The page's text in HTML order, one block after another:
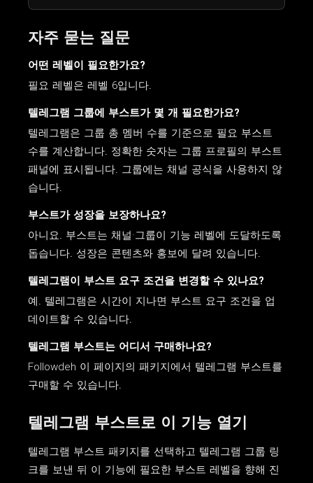
자주 묻는 질문
어떤 레벨이 필요한가요?
필요 레벨은 레벨 6입니다.
텔레그램 그룹에 부스트가 몇 개 필요한가요?
텔레그램은 그룹 총 멤버 수를 기준으로 필요 부스트
수를 계산합니다. 정확한 숫자는 그룹 프로필의 부스트
패널에 표시됩니다. 그룹에는 채널 공식을 사용하지 않
습니다.
부스트가 성장을 보장하나요?
아니요. 부스트는 채널·그룹이 기능 레벨에 도달하도록
돕습니다. 성장은 콘텐츠와 홍보에 달려 있습니다.
텔레그램이 부스트 요구 조건을 변경할 수 있나요?
예. 텔레그램은 시간이 지나면 부스트 요구 조건을 업
데이트할 수 있습니다.
텔레그램 부스트는 어디서 구매하나요?
Followdeh 이 페이지의 패키지에서 텔레그램 부스트를
구매할 수 있습니다.
텔레그램 부스트로 이 기능 열기
텔레그램 부스트 패키지를 선택하고 텔레그램 그룹 링
크를 보낸 뒤 이 기능에 필요한 부스트 레벨을 향해 진